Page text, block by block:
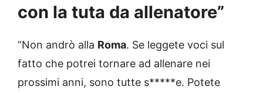
con la tuta da allenatore”
“Non andrò alla Roma. Se leggete voci sul
fatto che potrei tornare ad allenare nei
prossimi anni, sono tutte s*****e. Potete